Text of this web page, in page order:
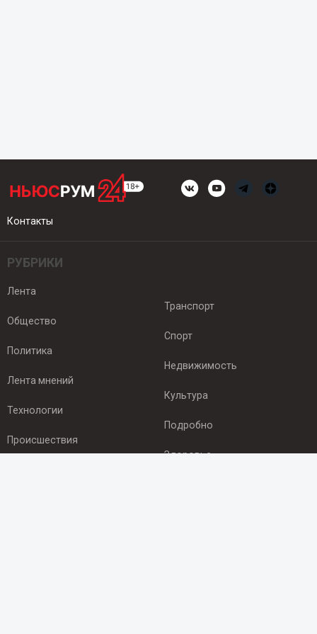
Контакты
РУБРИКИ
Лента
Общество
Политика
Лента мнений
Технологии
Происшествия
Транспорт
Спорт
Недвижимость
Культура
Подробно
Здоровье